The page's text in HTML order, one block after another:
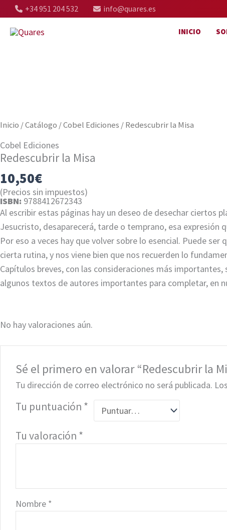
al
contenido
+34 951 204 532 info@quares.es
INICIO
Inicio /Catálogo /Cobel Ediciones / Redescubrir la Misa
Cobel Ediciones
Redescubrir la Misa
10,50€
(Precios sin impuestos)
ISBN: 9788412672343
Al escribir estas páginas hay un deseo de desechar ciertos
Jesucristo, desaparecerá, tarde o temprano, esa expresión
Por eso a veces hay que volver sobre lo esencial. ­Puede
cierta rutina, y nos viene bien que nos recuerden lo
Capítulos breves, con las consideraciones más
algunos textos de autores importantes para completar, en
No hay valoraciones aún.
Sé el primero en valorar “Redescubrir la
Tu dirección de correo electrónico no será publicada.
Tu puntuación *
Tu valoración *
Nombre *